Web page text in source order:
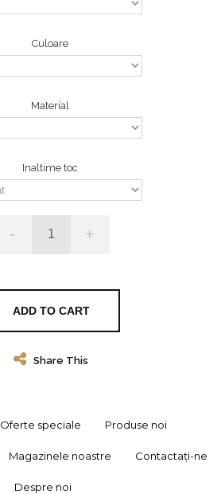
Culoare
Material
Inaltime toc
- +
ADD TO CART
Share This
Oferte speciale Produse noi
Magazinele noastre Contactați-ne
Despre noi